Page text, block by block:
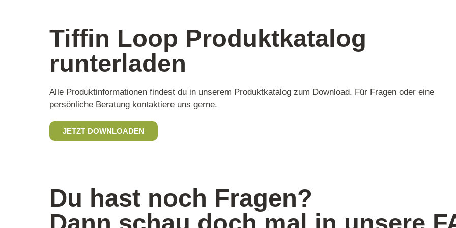
Tiffin Loop Produkt­katalog
runterladen
Alle Produktinformationen findest du in unserem Produktkatalog zum Download. Für Fragen oder eine
persönliche Beratung kontaktiere uns gerne.
JETZT DOWNLOADEN
Du hast noch Fragen?